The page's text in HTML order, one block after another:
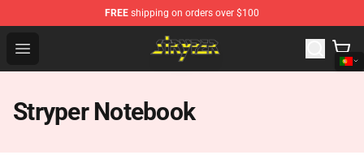
FREE shipping on orders over $100
Open menu
Stryper Store - Official Stryper Merchandise Shop
Stryper Notebook